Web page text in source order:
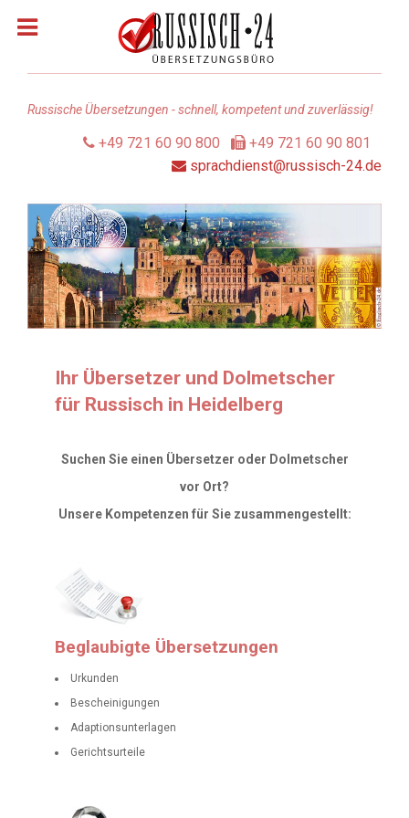
Dolmetscher & Übersetzer
Leistungen
Qualität
Referenzen
Russische Übersetzungen - schnell, kompetent und zuverlässig!
+49 721 60 90 800
+49 721 60 90 801
sprachdienst@russisch-24.de
Ihr Übersetzer und Dolmetscher
für Russisch in Heidelberg
Suchen Sie einen Übersetzer oder Dolmetscher
vor Ort?
Unsere Kompetenzen für Sie zusammengestellt:
Beglaubigte Übersetzungen
Urkunden
Bescheinigungen
Adaptionsunterlagen
Gerichtsurteile